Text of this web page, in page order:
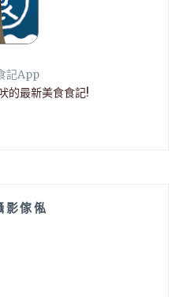
記App
的最新美食食記!
影傢俬